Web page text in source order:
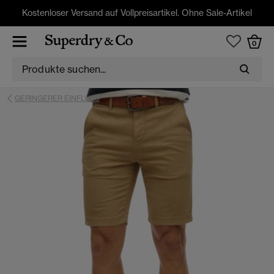
Kostenloser Versand auf Vollpreisartikel. Ohne Sale-Artikel
0
GERINGERER EINFLUSS